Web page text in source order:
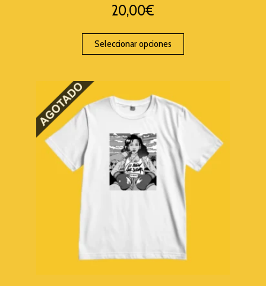
20,00€
Seleccionar opciones